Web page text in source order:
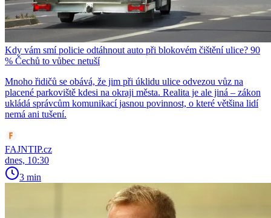
Kdy vám smí policie odtáhnout auto při blokovém čištění ulice? 90
% Čechů to vůbec netuší
Mnoho řidičů se obává, že jim při úklidu ulice odvezou vůz na
placené parkoviště kdesi na okraji města. Realita je ale jiná – zákon
ukládá správcům komunikací jasnou povinnost, o které většina lidí
nemá ani tušení.
FAJNTIP.cz
dnes, 10:30
3 min